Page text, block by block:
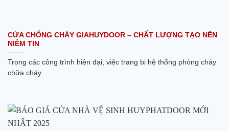
CỬA CHỐNG CHÁY GIAHUYDOOR – CHẤT LƯỢNG TẠO NÊN
NIỀM TIN
Trong các công trình hiện đại, việc trang bị hệ thống phòng cháy
chữa cháy